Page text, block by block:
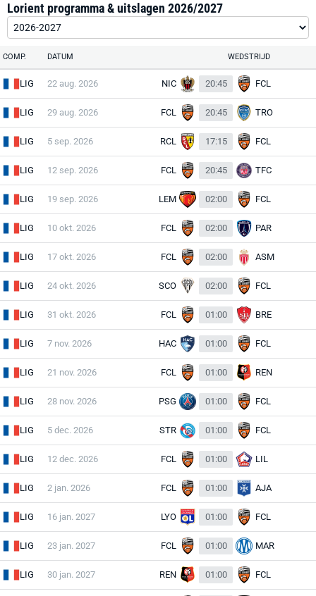
Lorient programma & uitslagen 2026/2027
COMP. DATUM WEDSTRIJD
LIG 22 aug. 2026 NIC 20:45 FCL
LIG 29 aug. 2026 FCL 20:45 TRO
LIG 5 sep. 2026 RCL 17:15 FCL
LIG 12 sep. 2026 FCL 20:45 TFC
LIG 19 sep. 2026 LEM 02:00 FCL
LIG 10 okt. 2026 FCL 02:00 PAR
LIG 17 okt. 2026 FCL 02:00 ASM
LIG 24 okt. 2026 SCO 02:00 FCL
LIG 31 okt. 2026 FCL 01:00 BRE
LIG 7 nov. 2026 HAC 01:00 FCL
LIG 21 nov. 2026 FCL 01:00 REN
LIG 28 nov. 2026 PSG 01:00 FCL
LIG 5 dec. 2026 STR 01:00 FCL
LIG 12 dec. 2026 FCL 01:00 LIL
LIG 2 jan. 2026 FCL 01:00 AJA
LIG 16 jan. 2027 LYO 01:00 FCL
LIG 23 jan. 2027 FCL 01:00 MAR
LIG 30 jan. 2027 REN 01:00 FCL